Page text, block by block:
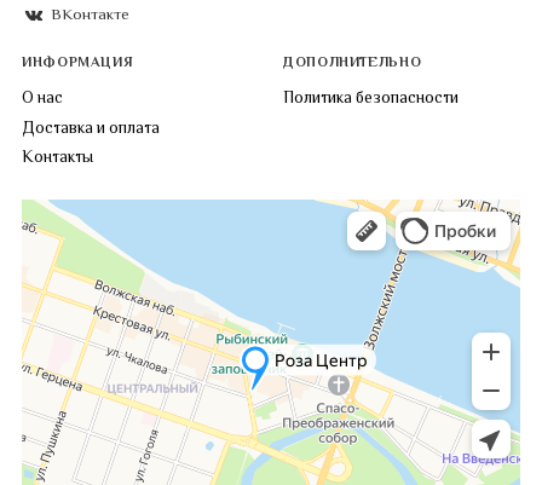
ВКонтакте
ИНФОРМАЦИЯ
О нас
Доставка и оплата
Контакты
ДОПОЛНИТЕЛЬНО
Политика безопасности